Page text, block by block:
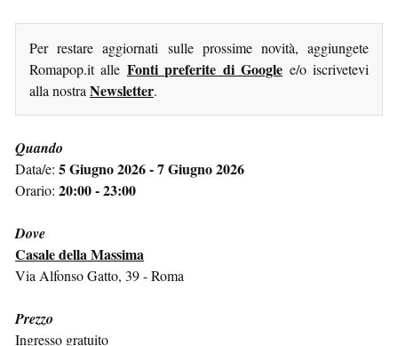
Per restare aggiornati sulle prossime novità, aggiungete
Romapop.it alle Fonti preferite di Google e/o iscrivetevi
alla nostra Newsletter.
Quando
Data/e: 5 Giugno 2026 - 7 Giugno 2026
Orario: 20:00 - 23:00
Dove
Casale della Massima
Via Alfonso Gatto, 39 - Roma
Prezzo
Ingresso gratuito